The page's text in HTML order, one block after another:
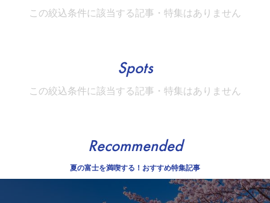
この絞込条件に該当する記事・特集はありません
Spots
この絞込条件に該当する記事・特集はありません
Recommended
夏の富士を満喫する！おすすめ特集記事